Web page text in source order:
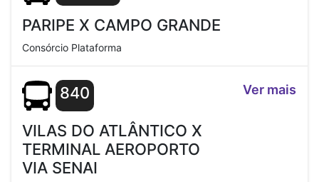
PARIPE X CAMPO GRANDE
Consórcio Plataforma
840
VILAS DO ATLÂNTICO X
TERMINAL AEROPORTO
VIA SENAI
Ver mais